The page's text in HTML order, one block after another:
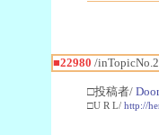
■22980 /
□投稿者/
□U R L/ http://